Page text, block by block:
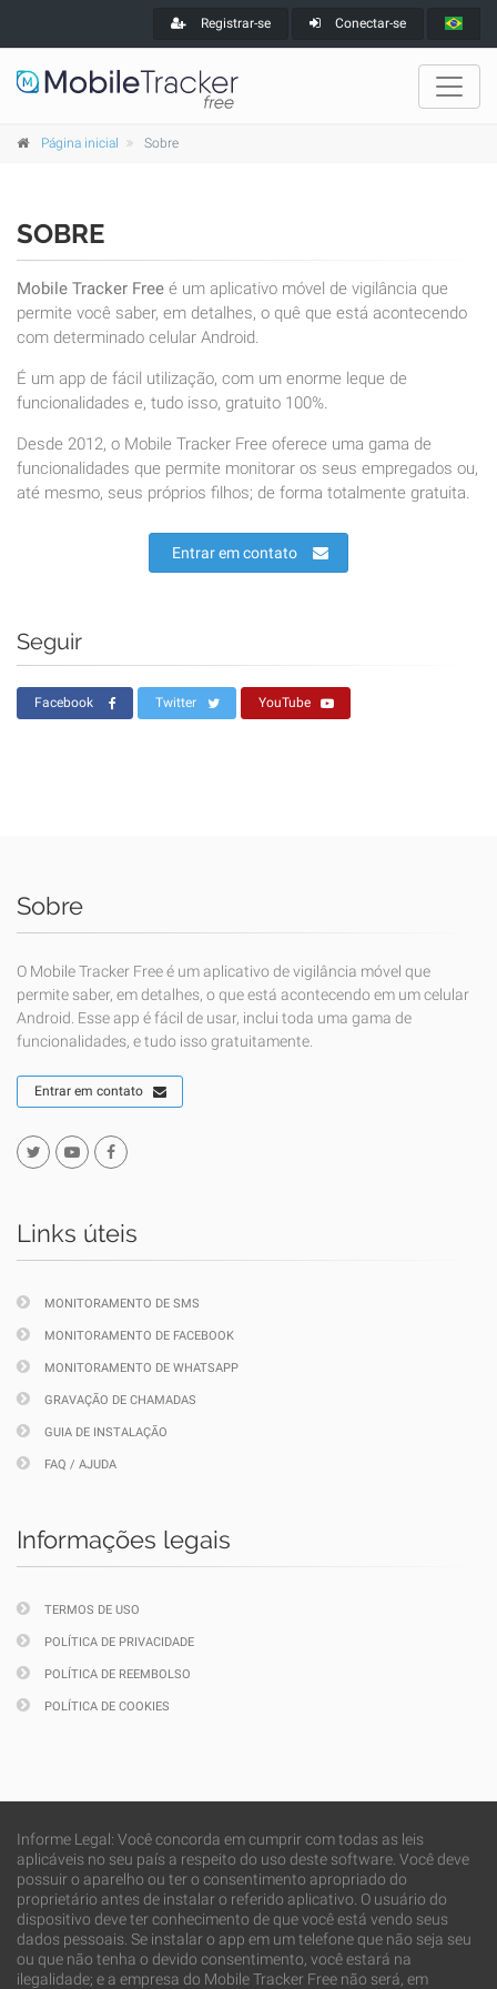
Registrar-se Conectar-se
Página inicial Sobre
SOBRE
Mobile Tracker Free é um aplicativo móvel de vigilância que
permite você saber, em detalhes, o quê que está acontecendo
com determinado celular Android.
É um app de fácil utilização, com um enorme leque de
funcionalidades e, tudo isso, gratuito 100%.
Desde 2012, o Mobile Tracker Free oferece uma gama de
funcionalidades que permite monitorar os seus empregados ou,
até mesmo, seus próprios filhos; de forma totalmente gratuita.
Entrar em contato
Seguir
Facebook Twitter YouTube
Sobre
O Mobile Tracker Free é um aplicativo de vigilância móvel que
permite saber, em detalhes, o que está acontecendo em um celular
Android. Esse app é fácil de usar, inclui toda uma gama de
funcionalidades, e tudo isso gratuitamente.
Entrar em contato
Links úteis
MONITORAMENTO DE SMS
MONITORAMENTO DE FACEBOOK
MONITORAMENTO DE WHATSAPP
GRAVAÇÃO DE CHAMADAS
GUIA DE INSTALAÇÃO
FAQ / AJUDA
Informações legais
TERMOS DE USO
POLÍTICA DE PRIVACIDADE
POLÍTICA DE REEMBOLSO
POLÍTICA DE COOKIES
Informe Legal: Você concorda em cumprir com todas as leis
aplicáveis no seu país a respeito do uso deste software. Você deve
possuir o aparelho ou ter o consentimento apropriado do
proprietário antes de instalar o referido aplicativo. O usuário do
dispositivo deve ter conhecimento de que você está vendo seus
dados pessoais. Se instalar o app em um telefone que não seja seu
ou que não tenha o devido consentimento, você estará na
ilegalidade; e a empresa do Mobile Tracker Free não será, em